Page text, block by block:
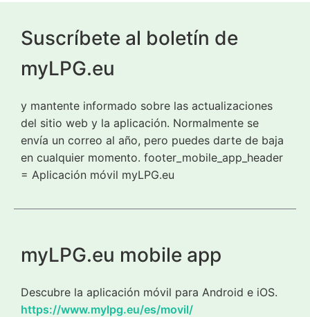
Suscríbete al boletín de
myLPG.eu
y mantente informado sobre las actualizaciones
del sitio web y la aplicación. Normalmente se
envía un correo al año, pero puedes darte de baja
en cualquier momento. footer_mobile_app_header
= Aplicación móvil myLPG.eu
myLPG.eu mobile app
Descubre la aplicación móvil para Android e iOS.
https://www.mylpg.eu/es/movil/